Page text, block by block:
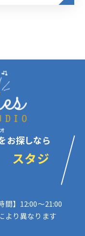
お探しなら
スタジ
間】12:00〜21:00
より異なります